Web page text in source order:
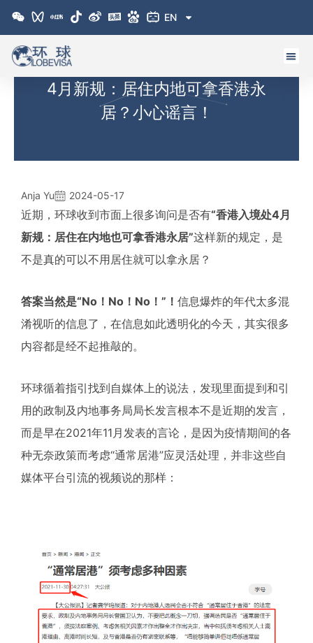
EN
4月新规：居住内地可拿香港永
居？小心谣言！
Anja Yu 2024-05-17
近期，环球收到市面上很多询问是否有“香港入境处4月
新规：居住在内地也可拿香港永居”这样新的规定，是
不是真的可以不用居住就可以拿永居？
答案当然是“No！No！No！”！ 信息爆炸的年代太多混
淆视听的信息了，在信息如此透明化的今天，其实很多
内容都是经不起推敲的。
环球循着指引找到自媒体上的说法，发现里面提到和引
用的政制及内地事务局局长发言根本不是近期的发言，
而是早在2021年11月发表的言论，是因为疫情期间的各
种无奈政策而考虑“通常居港”应灵活处理，并非这些自
媒体平台引流的视频说的那样：